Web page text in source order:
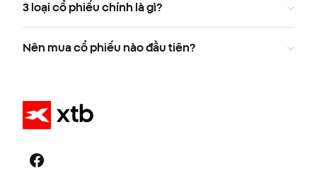
3 loại cổ phiếu chính là gì?
Nên mua cổ phiếu nào đầu tiên?